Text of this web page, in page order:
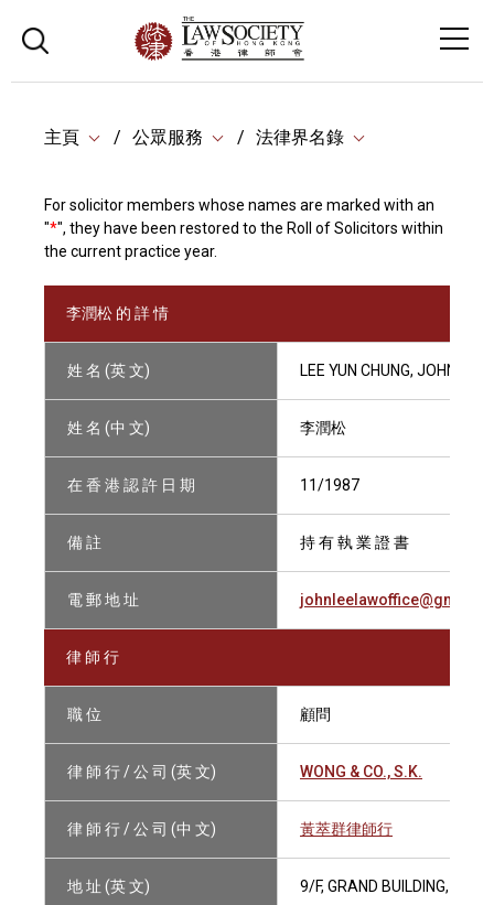
主頁 公眾服務 法律界名錄
For solicitor members whose names are marked with an
"*", they have been restored to the Roll of Solicitors within
the current practice year.
李潤松 的 詳 情
姓 名 (英 文) LEE YUN CHUNG, JOHN
姓 名 (中 文) 李潤松
在 香 港 認 許 日 期 11/1987
備 註 持 有 執 業 證 書
電 郵 地 址
律 師 行
職 位 顧問
律 師 行 / 公 司 (英 文) WONG & CO., S.K.
律 師 行 / 公 司 (中 文) 黃萃群律師行
地 址 (英 文) 9/F, GRAND BUILDING, 15-